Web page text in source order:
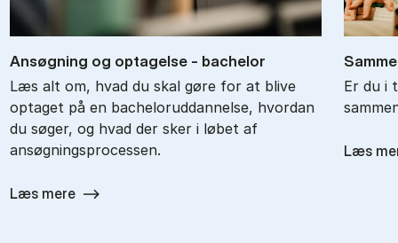
An­søg­ning og op­ta­gel­se - ba­chel­or
Læs alt om, hvad du skal gøre for at blive
optaget på en bacheloruddannelse, hvordan
du søger, og hvad der sker i løbet af
ansøgningsprocessen.
Læs mere
Er du i
Læs